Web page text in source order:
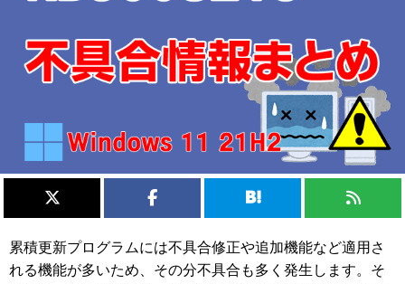
累積更新プログラムには不具合修正や追加機能など適用さ
れる機能が多いため、その分不具合も多く発生します。そ